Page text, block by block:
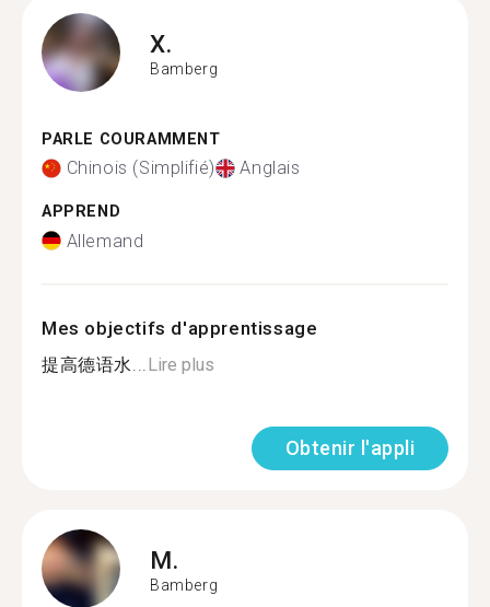
X.
Bamberg
PARLE COURAMMENT
Chinois (Simplifié) Anglais
APPREND
Allemand
Mes objectifs d'apprentissage
提高德语水... Lire plus
Obtenir l'appli
M.
Bamberg